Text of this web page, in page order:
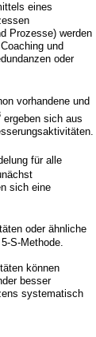
eines
Prozesse) werden
und
oder
vorhandene und
ergeben sich aus
für alle
sich eine
oder ähnliche
S-Methode.
können
besser
systematisch